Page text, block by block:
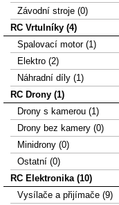
Závodní stroje (0)
RC Vrtulníky (4)
Spalovací motor (1)
Elektro (2)
Náhradní díly (1)
RC Drony (1)
Drony s kamerou (1)
Drony bez kamery (0)
Minidrony (0)
Ostatní (0)
RC Elektronika (10)
Vysílače a přijímače (9)